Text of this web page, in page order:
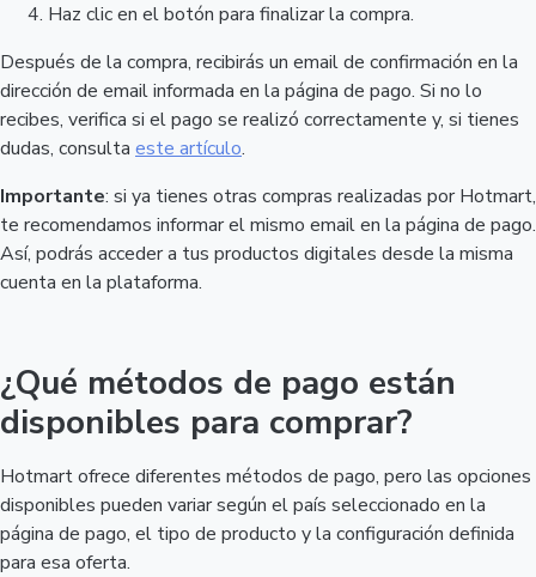
Haz clic en el botón para finalizar la compra.
Después de la compra, recibirás un email de confirmación en la
dirección de email informada en la página de pago. Si no lo
recibes, verifica si el pago se realizó correctamente y, si tienes
dudas, consulta este artículo.
Importante: si ya tienes otras compras realizadas por Hotmart,
te recomendamos informar el mismo email en la página de pago.
Así, podrás acceder a tus productos digitales desde la misma
cuenta en la plataforma.
¿Qué métodos de pago están
disponibles para comprar?
Hotmart ofrece diferentes métodos de pago, pero las opciones
disponibles pueden variar según el país seleccionado en la
página de pago, el tipo de producto y la configuración definida
para esa oferta.